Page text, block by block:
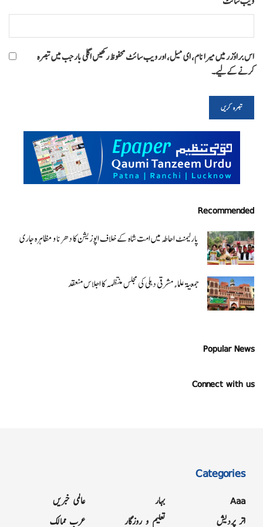
اس براؤزر میں میرا نام، ای میل، اور ویب سائٹ محفوظ رکھیں اگلی بار جب میں تبصرہ
کرنے کےلیے۔
Recommended
پارلیمنٹ احاطہ میں امت شاہ کے خلاف اپوزیشن کا دھرنا و مظاہرہ جاری
جمعیۃ علماء مشرقی دہلی کی مجلس منتظمہ کا اجلاس منعقد
Popular News
Connect with us
Categories
Aaa
اتر پردیش
بہار
تعلیم و روزگار
عالمی خبریں
عرب ممالک